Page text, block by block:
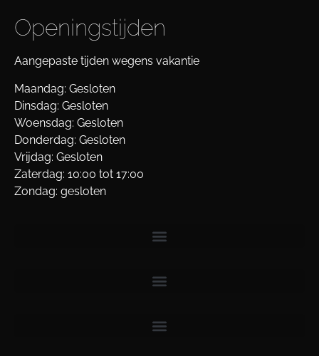
Openingstijden
Aangepaste tijden wegens vakantie
Maandag: Gesloten
Dinsdag: Gesloten
Woensdag: Gesloten
Donderdag: Gesloten
Vrijdag: Gesloten
Zaterdag: 10:00 tot 17:00
Zondag: gesloten